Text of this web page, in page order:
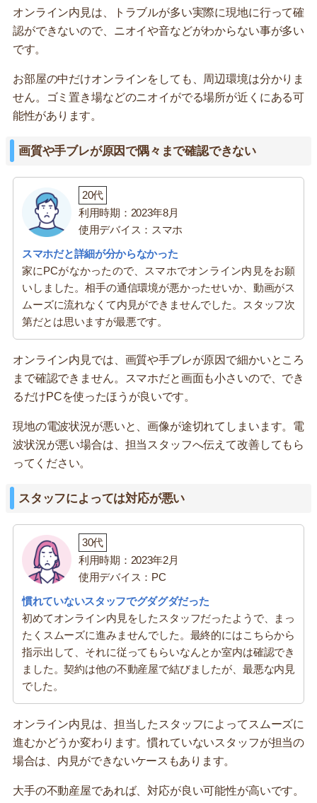
オンライン内見は、トラブルが多い実際に現地に行って確
認ができないので、ニオイや音などがわからない事が多い
です。
お部屋の中だけオンラインをしても、周辺環境は分かりま
せん。ゴミ置き場などのニオイがでる場所が近くにある可
能性があります。
画質や手ブレが原因で隅々まで確認できない
20代
利用時期：2023年8月
使用デバイス：スマホ
スマホだと詳細が分からなかった
家にPCがなかったので、スマホでオンライン内見をお願
いしました。相手の通信環境が悪かったせいか、動画がス
ムーズに流れなくて内見ができませんでした。スタッフ次
第だとは思いますが最悪です。
オンライン内見では、画質や手ブレが原因で細かいところ
まで確認できません。スマホだと画面も小さいので、でき
るだけPCを使ったほうが良いです。
現地の電波状況が悪いと、画像が途切れてしまいます。電
波状況が悪い場合は、担当スタッフへ伝えて改善してもら
ってください。
スタッフによっては対応が悪い
30代
利用時期：2023年2月
使用デバイス：PC
慣れていないスタッフでグダグダだった
初めてオンライン内見をしたスタッフだったようで、まっ
たくスムーズに進みませんでした。最終的にはこちらから
指示出して、それに従ってもらいなんとか室内は確認でき
ました。契約は他の不動産屋で結びましたが、最悪な内見
でした。
オンライン内見は、担当したスタッフによってスムーズに
進むかどうか変わります。慣れていないスタッフが担当の
場合は、内見ができないケースもあります。
大手の不動産屋であれば、対応が良い可能性が高いです。